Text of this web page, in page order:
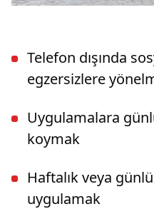
Telefon dışında
egzersizlere
Uygulamalara
koymak
Haftalık veya
uygulamak